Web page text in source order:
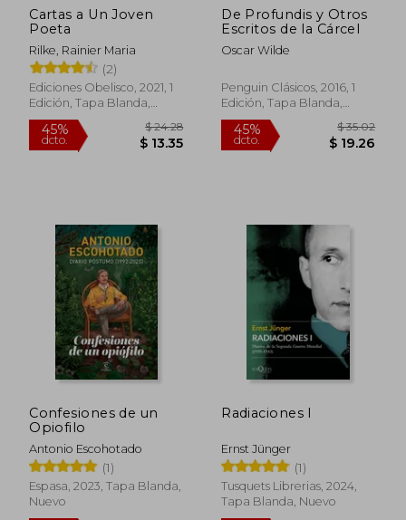
Cartas a Un Joven
Poeta
Rilke, Rainier Maria
(2)
Ediciones Obelisco, 2021, 1
Edición, Tapa Blanda,
Nuevo
45%
dcto. $ 13.35
De Profundis y Otros
Escritos de la Cárcel
Oscar Wilde
Penguin Clásicos, 2016, 1
Edición, Tapa Blanda,
Nuevo
45%
dcto.
Confesiones de un
Opiofilo
Antonio Escohotado
(1)
Espasa, 2023, Tapa Blanda,
Nuevo
Radiaciones I
Ernst Jünger
(1)
Tusquets Librerias, 2024,
Tapa Blanda, Nuevo